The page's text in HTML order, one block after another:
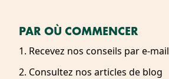
PAR OÙ COMMENCER
1. Recevez nos conseils par e-mail
2. Consultez nos articles de blog